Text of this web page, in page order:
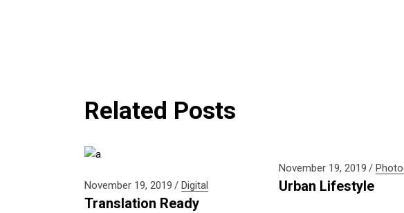
Related Posts
November 19, 2019 Digital
Translation Ready
November 19, 2019
Urban Lifestyle